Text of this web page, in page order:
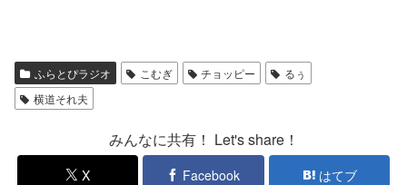
ふらとぴラジオ こむぎ チョッピー
るぅ
横道それ夫
みんなに共有！ Let's share！
X Facebook はてブ